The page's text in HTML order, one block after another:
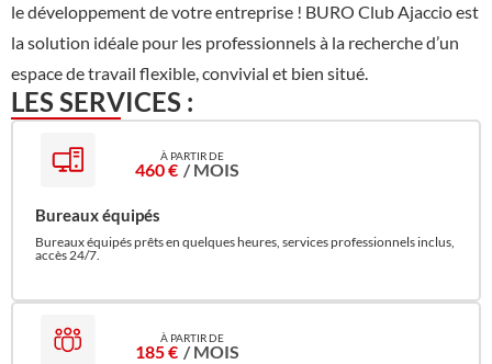
le développement de votre entreprise ! BURO Club Ajaccio est
la solution idéale pour les professionnels à la recherche d’un
espace de travail flexible, convivial et bien situé.
LES SERVICES :
460 € / MOIS
Bureaux équipés
Bureaux équipés prêts en quelques heures, services professionnels inclus,
accès 24/7.
185 € / MOIS